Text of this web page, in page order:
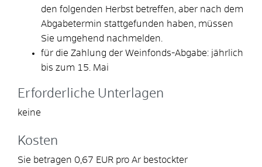
den folgenden Herbst betreffen, aber nach dem
Abgabetermin stattgefunden haben, müssen
Sie umgehend nachmelden.
für die Zahlung der Weinfonds-Abgabe: jährlich
bis zum 15. Mai
Erforderliche Unterlagen
keine
Kosten
Sie betragen 0,67 EUR pro Ar bestockter